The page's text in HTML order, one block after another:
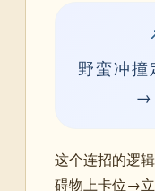
野蛮冲
→
这个连招的逻
碍物上卡位→